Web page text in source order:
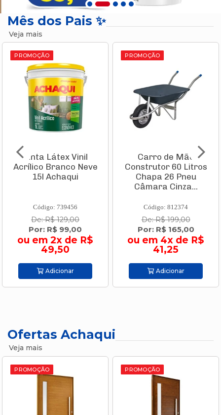
Mês dos Pais ✨
Veja mais
PROMOÇÃO
Tinta Látex Vinil
Acrílico Branco Neve
15l Achaqui
Código: 739456
De: R$ 129,00
Por: R$ 99,00
ou em 2x de R$
49,50
Adicionar
PROMOÇÃO
Carro de Mão
Construtor 60 Litros
Chapa 26 Pneu
Câmara Cinza...
Código: 812374
De: R$ 199,00
Por: R$ 165,00
ou em 4x de R$
41,25
Adicionar
Ofertas Achaqui
Veja mais
PROMOÇÃO PROMOÇÃO